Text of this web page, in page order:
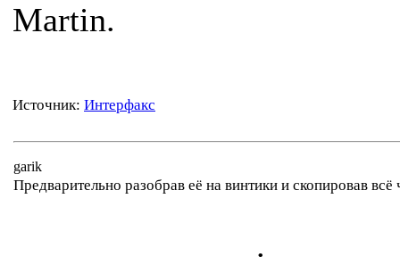
Martin.
Источник: Интерфакс
garik
Предварительно разобрав её на винтики и скопировав
.